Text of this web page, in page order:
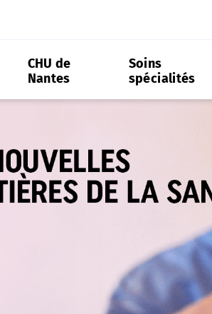
CHU de
Nantes
Soins
spécialités